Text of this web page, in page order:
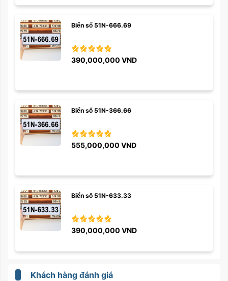
Biển số 51N-666.69
390,000,000 VND
Biển số 51N-366.66
555,000,000 VND
Biển số 51N-633.33
390,000,000 VND
Khách hàng đánh giá